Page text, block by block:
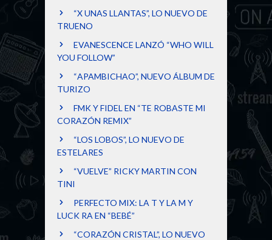
“X UNAS LLANTAS”, LO NUEVO DE
TRUENO
EVANESCENCE LANZÓ “WHO WILL
YOU FOLLOW”
“APAMBICHAO”, NUEVO ÁLBUM DE
TURIZO
FMK Y FIDEL EN “TE ROBASTE MI
CORAZÓN REMIX”
“LOS LOBOS”, LO NUEVO DE
ESTELARES
“VUELVE” RICKY MARTIN CON
TINI
PERFECTO MIX: LA T Y LA M Y
LUCK RA EN “BEBÉ”
“CORAZÓN CRISTAL”, LO NUEVO